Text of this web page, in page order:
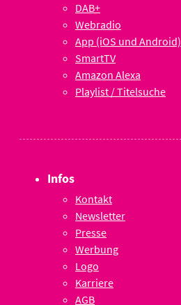
DAB+
Webradio
App (iOS und Android)
SmartTV
Amazon Alexa
Playlist / Titelsuche
Infos
Kontakt
Newsletter
Presse
Werbung
Logo
Karriere
AGB